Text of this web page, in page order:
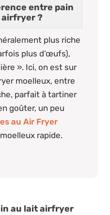
entre pain
airfryer ?
plus riche
plus d’œufs),
». Ici, on est sur
moelleux, entre
parfait à tartiner
goûter, un peu
au Air Fryer
rapide.
au lait airfryer